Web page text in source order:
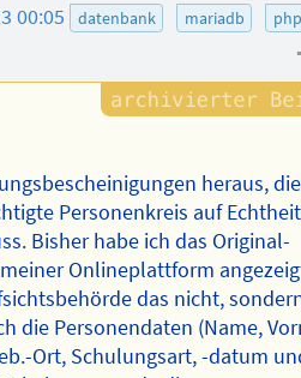
00:05 datenbank mariadb
heraus,
Personenkreis auf Echtheit
Bisher habe ich das Original-
Onlineplattform
das nicht,
die Personendaten (Name,
Ort, Schulungsart, -datum